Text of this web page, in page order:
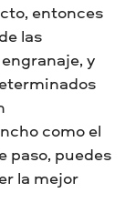
entonces
las
y
como el
paso, puedes
la mejor